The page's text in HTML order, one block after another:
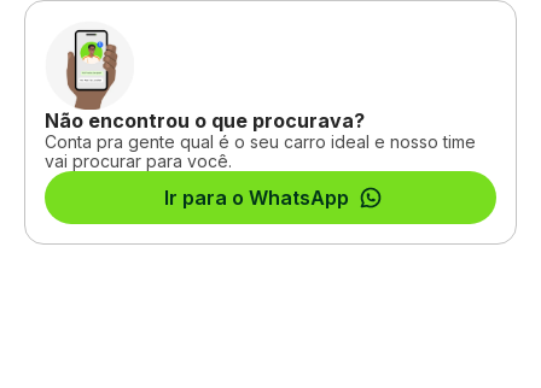
Não encontrou o que procurava?
Conta pra gente qual é o seu carro ideal e nosso time
vai procurar para você.
Ir para o WhatsApp